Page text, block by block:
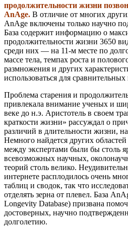
продолжительности жизни
AnAge. В отличие от многих
AnAge включены только научно
База содержит информацию о
продолжительности жизни 3650
среди них — на 11-м месте по
массе тела, темпах роста и
размножения и других
использоваться для
Проблема старения и
привлекала внимание ученых и
веке до н.э. Аристотель в своем
краткости жизни» рассуждал о
различий в длительности жизни,
Немного найдется других
между экспертами были бы столь
всевозможных научных,
теорий столь велико.
интернете расплодилось очень
таблиц и сводок, так что
отделять зерна от плевел. База
Longevity Database) призвана
достоверных, научно
долголетию.